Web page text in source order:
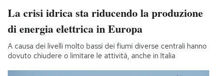
La crisi idrica sta riducendo la produzione
di energia elettrica in Europa
A causa dei livelli molto bassi dei fiumi diverse centrali hanno
dovuto chiudere o limitare le attività, anche in Italia